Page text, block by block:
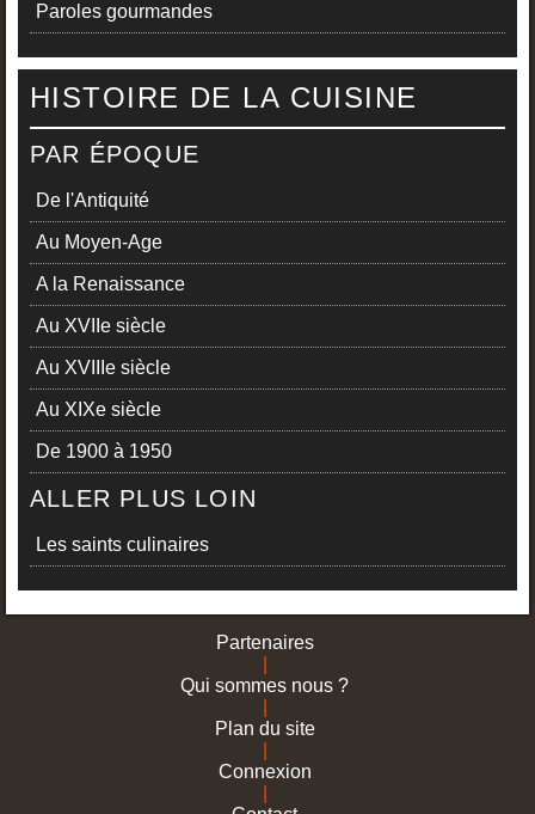
Paroles gourmandes
HISTOIRE DE LA CUISINE
PAR ÉPOQUE
De l'Antiquité
Au Moyen-Age
A la Renaissance
Au XVIIe siècle
Au XVIIIe siècle
Au XIXe siècle
De 1900 à 1950
ALLER PLUS LOIN
Les saints culinaires
Partenaires
Qui sommes nous ?
Plan du site
Connexion